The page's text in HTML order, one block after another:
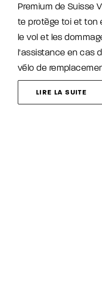
Premium de Suisse
te protège toi et ton
le vol et les
l'assistance en cas
vélo de
LIRE LA SUITE